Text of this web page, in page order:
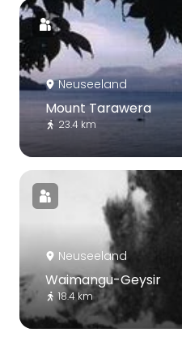
Neuseeland
Mount Tarawera
23.4 km
Neuseeland
Waimangu-Geysir
18.4 km